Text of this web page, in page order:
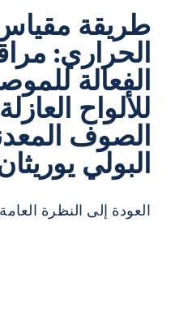
طريقة
الحراري:
الفعالة
للألواح
الصوف
البولي
العودة إلى النظرة العامة